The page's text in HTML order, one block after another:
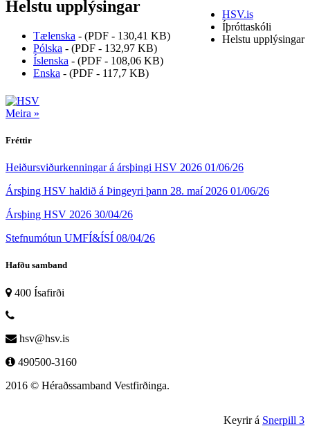
HSV.is
Íþróttaskóli
Helstu upplýsingar
Helstu upplýsingar
Tælenska - (PDF - 130,41 KB)
Pólska - (PDF - 132,97 KB)
Íslenska - (PDF - 108,06 KB)
Enska - (PDF - 117,7 KB)
Meira »
Fréttir
Heiðursviðurkenningar á ársþingi HSV 2026 01/06/26
Ársþing HSV haldið á Þingeyri þann 28. maí 2026 01/06/26
Ársþing HSV 2026 30/04/26
Stefnumótun UMFÍ&ÍSÍ 08/04/26
Hafðu samband
400 Ísafirði
hsv@hsv.is
490500-3160
2016 © Héraðssamband Vestfirðinga.
Keyrir á Snerpill 3